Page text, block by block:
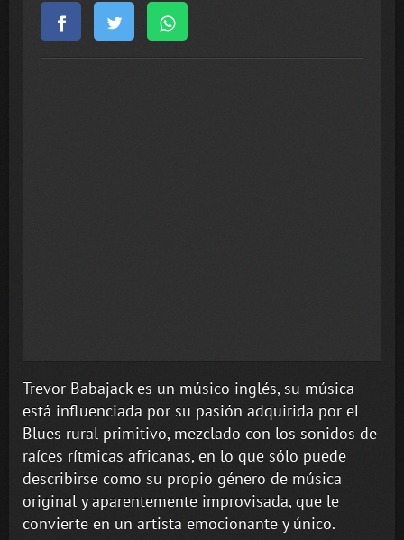
Trevor Babajack es un músico inglés, su música
está influenciada por su pasión adquirida por el
Blues rural primitivo, mezclado con los sonidos de
raíces rítmicas africanas, en lo que sólo puede
describirse como su propio género de música
original y aparentemente improvisada, que le
convierte en un artista emocionante y único.